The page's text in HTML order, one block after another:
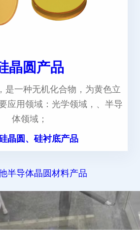
晶圆产品
是一种无机化合物，为黄色立
应用领域：光学领域，、半导
体领域；
晶圆、硅衬底产品
半导体晶圆材料产品